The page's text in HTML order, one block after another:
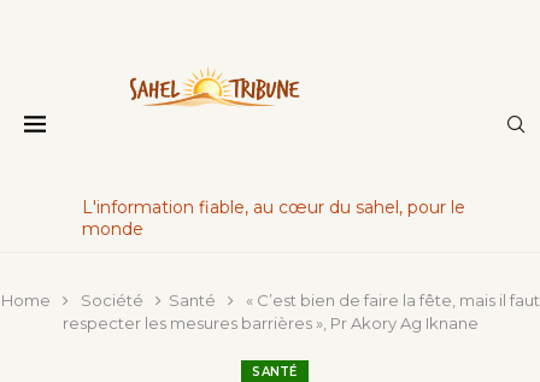
L'information fiable, au cœur du sahel, pour le
monde
Home Société Santé
« C’est bien de faire la fête, mais il faut
respecter les mesures barrières », Pr Akory Ag Iknane
SANTÉ